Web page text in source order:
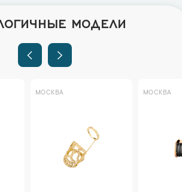
МОДЕЛИ
МОСКВА МОСКВА